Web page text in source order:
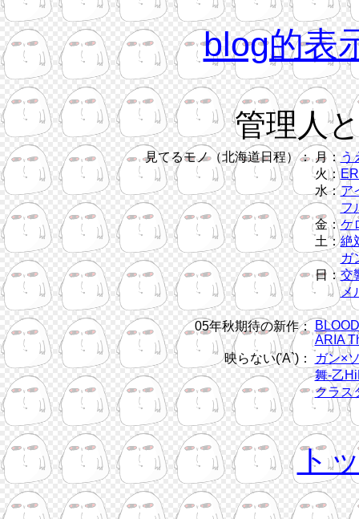
blog的表
管理人
見てるモノ（北海道日程）： 月： う
火：
水：ア
フ
金：ケ
土：絶
ガ
日： 交
メ
05年秋期待の新作：
ARIA
映らない('A`)：
ガン×
舞-乙
クラス
ト